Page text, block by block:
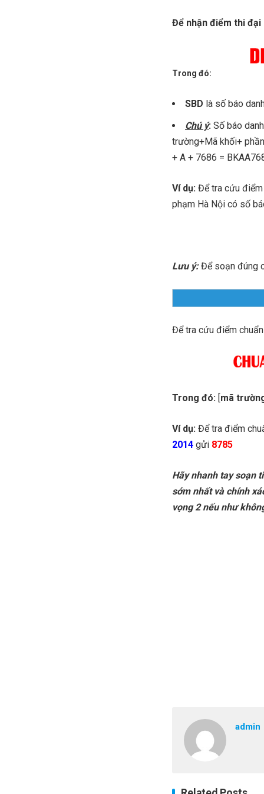
Để nhận điểm thi đại
Trong đó:
SBD là số báo
Chú ý: Số báo
trường+Mã khối+
+ A + 7686 =
Ví dụ: Để tra cứu
phạm Hà Nội có số
Lưu ý:Để soạn đúng
Để tra cứu điểm
Trong đó: mã
Ví dụ: Để tra điểm
2014 gửi 8785
Hãy nhanh tay soạn
sớm nhất và chính
vọng 2 nếu như
admin